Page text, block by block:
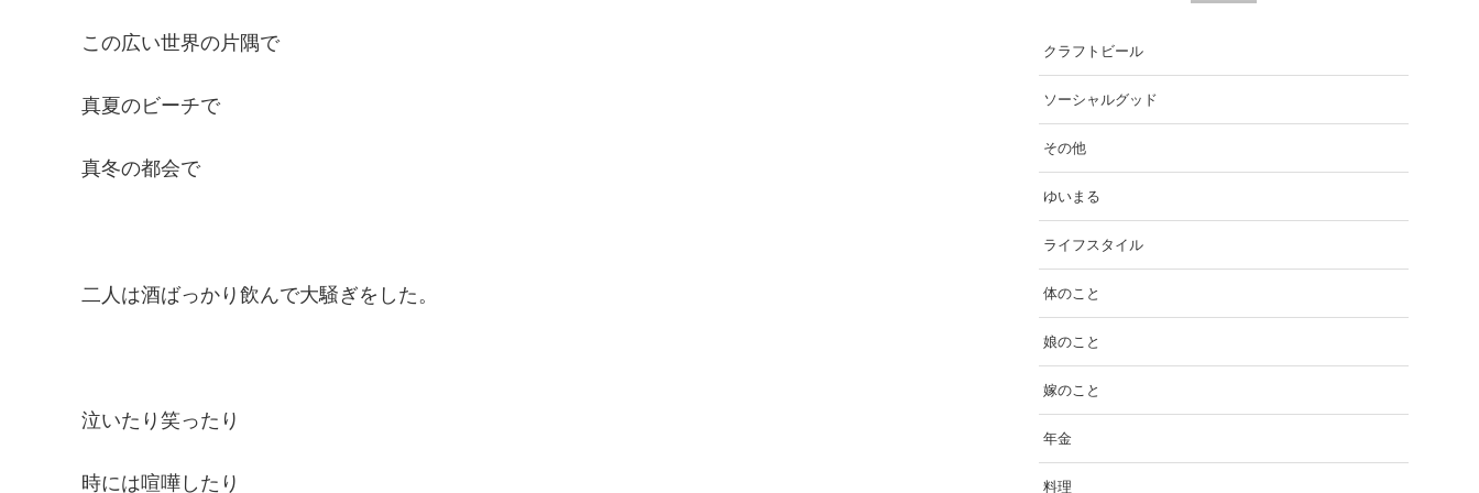
この広い世界の片隅で
真夏のビーチで
真冬の都会で
二人は酒ばっかり飲んで大騒ぎをした。
泣いたり笑ったり
時には喧嘩したり
クラフトビール
ソーシャルグッド
その他
ゆいまる
ライフスタイル
体のこと
娘のこと
嫁のこと
年金
料理